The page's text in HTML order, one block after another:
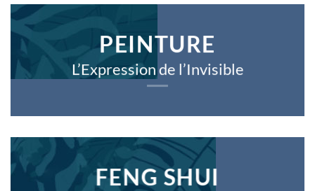
PEINTURE
L’Expression de l’Invisible
FENG SHUI